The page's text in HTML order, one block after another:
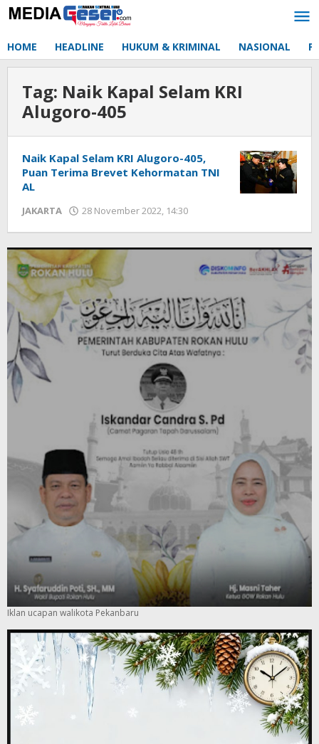
Lewati
ke
HOME HEADLINE HUKUM & KRIMINAL NASIONAL
Tag: Naik Kapal Selam KRI
Alugoro-405
Naik Kapal Selam KRI Alugoro-405,
Puan Terima Brevet Kehormatan TNI
AL
JAKARTA 28 November 2022, 14:30
Iklan ucapan walikota Pekanbaru